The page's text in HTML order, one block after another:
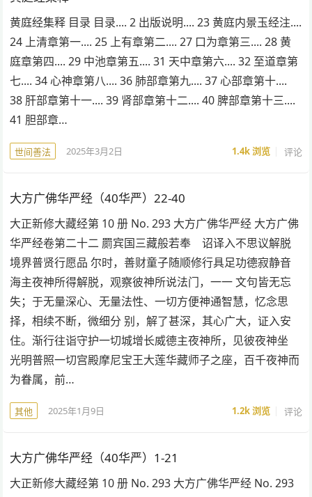
黄庭经集释 目录 目录.... 2 出版说明.... 23 黄庭内景玉经注....
24 上清章第一.... 25 上有章第二.... 27 口为章第三.... 28 黄
庭章第四.... 29 中池章第五.... 31 天中章第六.... 32 至道章第
七.... 34 心神章第八.... 36 肺部章第九.... 37 心部章第十....
38 肝部章第十一.... 39 肾部章第十二.... 40 脾部章第十三....
41 胆部章…
世间善法 2025年3月2日 1.4k浏览 评论
大方广佛华严经（40华严）22-40
大正新修大藏经第 10 册 No. 293 大方广佛华严经 大方广佛
华严经卷第二十二 罽宾国三藏般若奉 诏译入不思议解脱
境界普贤行愿品 尔时，善财童子随顺修行具足功德寂静音
海主夜神所得解脱，观察彼神所说法门，一一 文句皆无忘
失；于无量深心、无量法性、一切方便神通智慧，忆念思
择，相续不断，微细分 别，解了甚深，其心广大，证入安
住。渐行往诣守护一切城增长威德主夜神所，见彼夜神坐
光明普照一切宫殿摩尼宝王大莲华藏师子之座，百千夜神而
为眷属，前…
其他 2025年1月9日 1.2k浏览 评论
大方广佛华严经（40华严）1-21
大正新修大藏经第 10 册 No. 293 大方广佛华严经 No. 293